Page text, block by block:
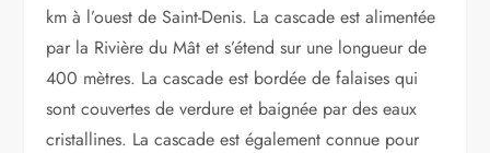
km à l’ouest de Saint-Denis. La cascade est alimentée
par la Rivière du Mât et s’étend sur une longueur de
400 mètres. La cascade est bordée de falaises qui
sont couvertes de verdure et baignée par des eaux
cristallines. La cascade est également connue pour